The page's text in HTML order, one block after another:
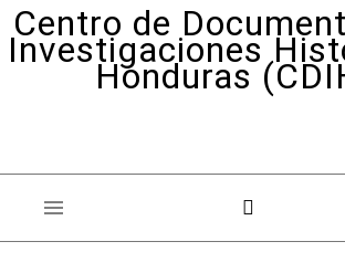
Centro de
Investigaciones
Honduras